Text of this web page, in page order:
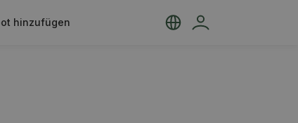
hinzufügen